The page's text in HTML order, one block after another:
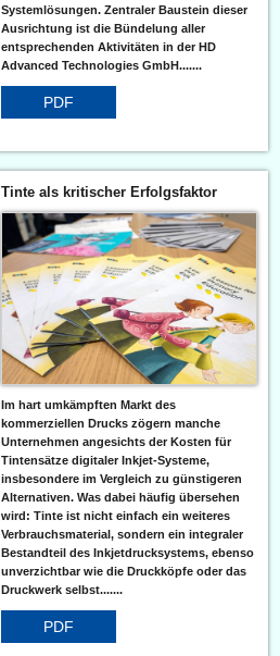
Systemlösungen. Zentraler Baustein dieser
Ausrichtung ist die Bündelung aller
entsprechenden Aktivitäten in der HD
Advanced Technologies GmbH.......
PDF
Tinte als kritischer Erfolgsfaktor
Im hart umkämpften Markt des
kommerziellen Drucks zögern manche
Unternehmen angesichts der Kosten für
Tintensätze digitaler Inkjet-Systeme,
insbesondere im Vergleich zu günstigeren
Alternativen. Was dabei häufig übersehen
wird: Tinte ist nicht einfach ein weiteres
Verbrauchsmaterial, sondern ein integraler
Bestandteil des Inkjetdrucksystems, ebenso
unverzichtbar wie die Druckköpfe oder das
Druckwerk selbst.......
PDF